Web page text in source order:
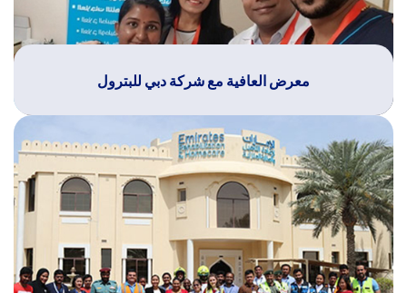
معرض العافية مع شركة دبي للبترول